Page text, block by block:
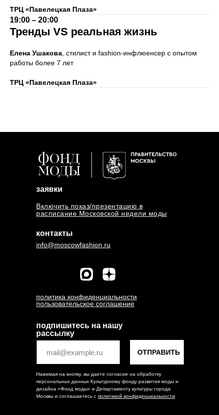
ТРЦ «Павелецкая Плаза»
19:00 – 20:00
Тренды VS реальная жизнь
Елена Ушакова , стилист и fashion-инфлюенсер с опытом
работы более 7 лет
ТРЦ «Павелецкая Плаза»
подпишитесь на нашу
рассылку
политика конфиденциальности
пользовательское соглашение
контакты
info@moscowfashion.ru
заявки
Включить показ/презентацию в
расписание Московской недели моды
Нажимая на кнопку, вы даете согласие на обработку
персональных данных Культурному фонду развития моды и
дизайна «Фонд моды» и Департаменту культуры города
Москвы и соглашаетесь c политикой конфиденциальности
ОТПРАВИТЬ